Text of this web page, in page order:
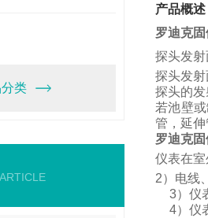
类
产品概述
罗迪克
探头发
探头发
探头的
若池壁
管， 延
罗迪克
仪表在
2）电线
3）仪
4）仪